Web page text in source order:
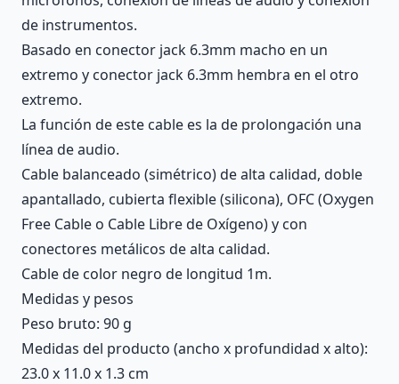
de instrumentos.
Basado en conector jack 6.3mm macho en un
extremo y conector jack 6.3mm hembra en el otro
extremo.
La función de este cable es la de prolongación una
línea de audio.
Cable balanceado (simétrico) de alta calidad, doble
apantallado, cubierta flexible (silicona), OFC (Oxygen
Free Cable o Cable Libre de Oxígeno) y con
conectores metálicos de alta calidad.
Cable de color negro de longitud 1m.
Medidas y pesos
Peso bruto: 90 g
Medidas del producto (ancho x profundidad x alto):
23.0 x 11.0 x 1.3 cm